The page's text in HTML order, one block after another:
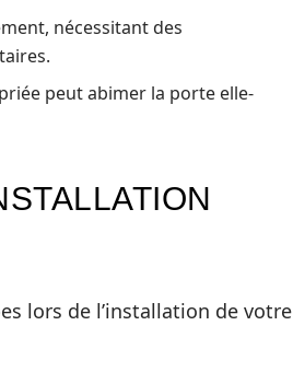
nécessitant des
peut abimer la porte elle-
lors de l’installation de votre